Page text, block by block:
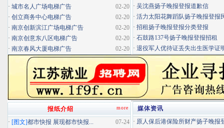
· 吴沈燕扬子晚报登报道歉信
· 活力太阳花舞蹈队扬子晚报登报
· 招租扬子晚报登报分类登报
· 石鼓路137号扬子晚报登报招租
· 退役军人优待证丢失出生医学证
02-20
· 城市名人广场电梯广告
02-20
· 创立商务中心电梯广告
02-20
· 南京创新滨江广场电梯广告
02-20
· 南京创意东八区电梯广告
02-20
· 南京春风大厦电梯广告
媒体资讯
· 原人保后港保险所财产扬子晚报
more
报纸介绍
07-24
· [图文]都市快报 展现都市快报...